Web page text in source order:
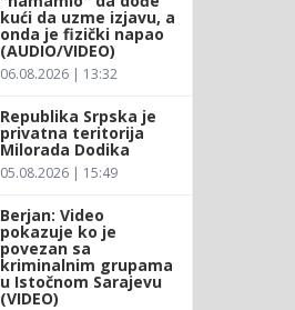
kući da uzme izjavu, a
onda je fizički napao
(AUDIO/VIDEO)
06.08.2026 | 13:32
Republika Srpska je
privatna teritorija
Milorada Dodika
05.08.2026 | 15:49
Berjan: Video
pokazuje ko je
povezan sa
kriminalnim grupama
u Istočnom Sarajevu
(VIDEO)